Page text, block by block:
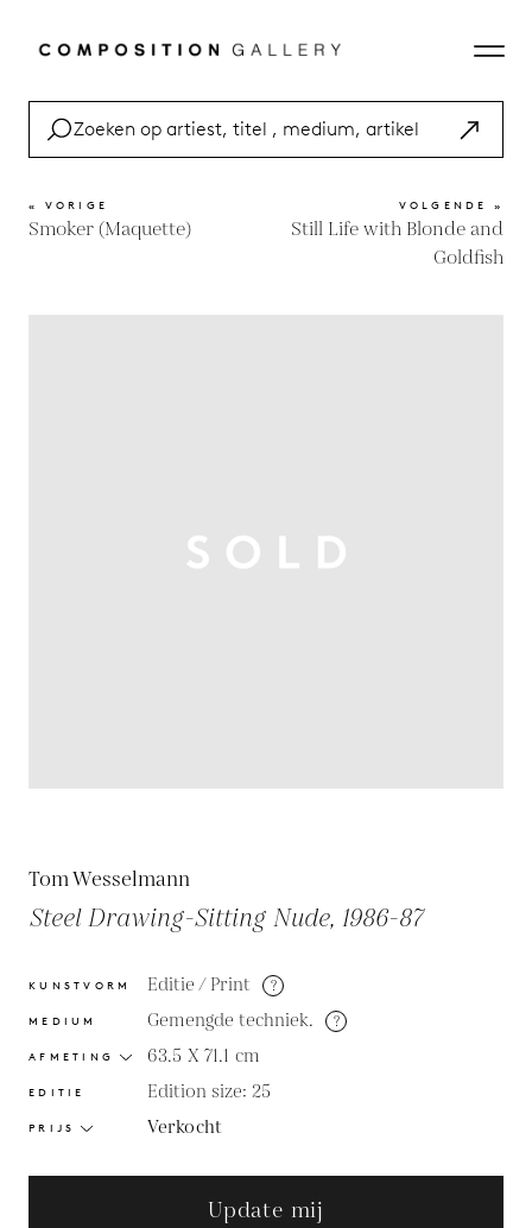
« VORIGE
Smoker (Maquette)
VOLGENDE »
Still Life with Blonde and
Goldfish
Tom Wesselmann
Steel Drawing-Sitting Nude, 1986-87
KUNSTVORM Editie / Print ?
MEDIUM Gemengde techniek. ?
AFMETING 63.5 X 71.1 cm
EDITIE Edition size: 25
PRIJS Verkocht
Update mij